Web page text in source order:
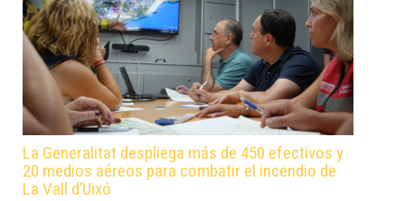
La Generalitat despliega más de 450 efectivos y
20 medios aéreos para combatir el incendio de
La Vall d’Uixó